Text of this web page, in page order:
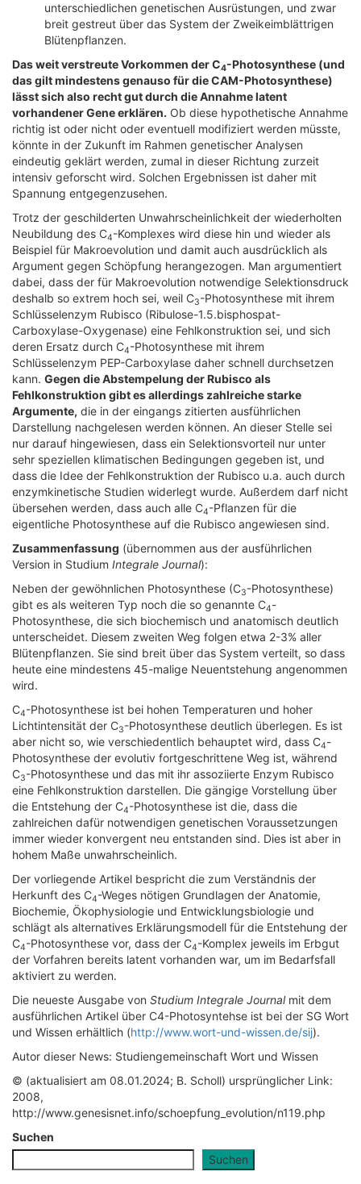
unterschiedlichen genetischen Ausrüstungen, und zwar
breit gestreut über das System der Zweikeimblättrigen
Blütenpflanzen.
Das weit verstreute Vorkommen der C4-Photosynthese (und
das gilt mindestens genauso für die CAM-Photosynthese)
lässt sich also recht gut durch die Annahme latent
vorhandener Gene erklären. Ob diese hypothetische Annahme
richtig ist oder nicht oder eventuell modifiziert werden müsste,
könnte in der Zukunft im Rahmen genetischer Analysen
eindeutig geklärt werden, zumal in dieser Richtung zurzeit
intensiv geforscht wird. Solchen Ergebnissen ist daher mit
Spannung entgegenzusehen.
Trotz der geschilderten Unwahrscheinlichkeit der wiederholten
Neubildung des C4-Komplexes wird diese hin und wieder als
Beispiel für Makroevolution und damit auch ausdrücklich als
Argument gegen Schöpfung herangezogen. Man argumentiert
dabei, dass der für Makroevolution notwendige Selektionsdruck
deshalb so extrem hoch sei, weil C3-Photosynthese mit ihrem
Schlüsselenzym Rubisco (Ribulose-1.5.bisphospat-
Carboxylase-Oxygenase) eine Fehlkonstruktion sei, und sich
deren Ersatz durch C4-Photosynthese mit ihrem
Schlüsselenzym PEP-Carboxylase daher schnell durchsetzen
kann. Gegen die Abstempelung der Rubisco als
Fehlkonstruktion gibt es allerdings zahlreiche starke
Argumente, die in der eingangs zitierten ausführlichen
Darstellung nachgelesen werden können. An dieser Stelle sei
nur darauf hingewiesen, dass ein Selektionsvorteil nur unter
sehr speziellen klimatischen Bedingungen gegeben ist, und
dass die Idee der Fehlkonstruktion der Rubisco u.a. auch durch
enzymkinetische Studien widerlegt wurde. Außerdem darf nicht
übersehen werden, dass auch alle C4-Pflanzen für die
eigentliche Photosynthese auf die Rubisco angewiesen sind.
Zusammenfassung (übernommen aus der ausführlichen
Version in Studium Integrale Journal):
Neben der gewöhnlichen Photosynthese (C3-Photosynthese)
gibt es als weiteren Typ noch die so genannte C4-
Photosynthese, die sich biochemisch und anatomisch deutlich
unterscheidet. Diesem zweiten Weg folgen etwa 2-3% aller
Blütenpflanzen. Sie sind breit über das System verteilt, so dass
heute eine mindestens 45-malige Neuentstehung angenommen
wird.
C4-Photosynthese ist bei hohen Temperaturen und hoher
Lichtintensität der C3-Photosynthese deutlich überlegen. Es ist
aber nicht so, wie verschiedentlich behauptet wird, dass C4-
Photosynthese der evolutiv fortgeschrittene Weg ist, während
C3-Photosynthese und das mit ihr assoziierte Enzym Rubisco
eine Fehlkonstruktion darstellen. Die gängige Vorstellung über
die Entstehung der C4-Photosynthese ist die, dass die
zahlreichen dafür notwendigen genetischen Voraussetzungen
immer wieder konvergent neu entstanden sind. Dies ist aber in
hohem Maße unwahrscheinlich.
Der vorliegende Artikel bespricht die zum Verständnis der
Herkunft des C4-Weges nötigen Grundlagen der Anatomie,
Biochemie, Ökophysiologie und Entwicklungsbiologie und
schlägt als alternatives Erklärungsmodell für die Entstehung der
C4-Photosynthese vor, dass der C4-Komplex jeweils im Erbgut
der Vorfahren bereits latent vorhanden war, um im Bedarfsfall
aktiviert zu werden.
Die neueste Ausgabe von Studium Integrale Journalmit dem
ausführlichen Artikel über C4-Photosyntehse ist bei der SG Wort
und Wissen erhältlich (http://www.wort-und-wissen.de/sij).
Autor dieser News: Studiengemeinschaft Wort und Wissen
© (aktualisiert am 08.01.2024; B. Scholl) ursprünglicher Link:
2008,
http://www.genesisnet.info/schoepfung_evolution/n119.php
Suchen
Suchen